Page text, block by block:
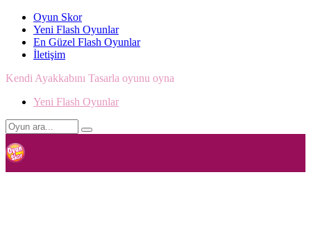
Oyun Skor
Yeni Flash Oyunlar
En Güzel Flash Oyunlar
İletişim
Kendi Ayakkabını Tasarla oyunu oyna
Yeni Flash Oyunlar